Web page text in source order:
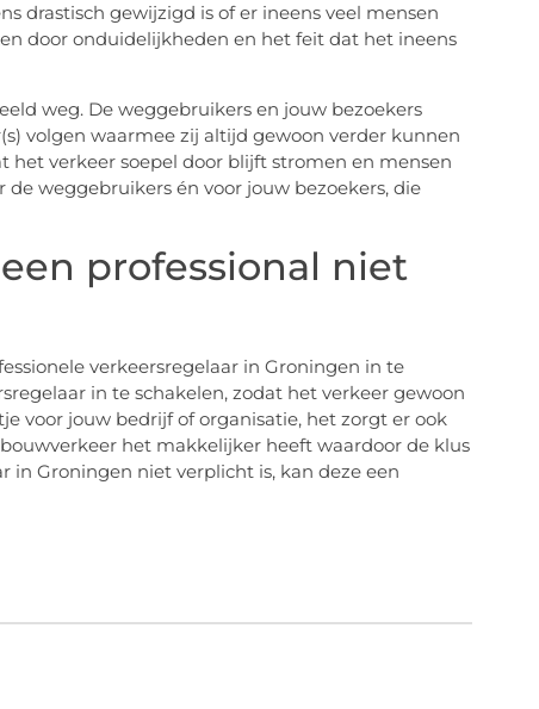
drastisch gewijzigd is of er ineens veel mensen
door onduidelijkheden en het feit dat het ineens
weg. De weggebruikers en jouw bezoekers
volgen waarmee zij altijd gewoon verder kunnen
het verkeer soepel door blijft stromen en mensen
weggebruikers én voor jouw bezoekers, die
professional niet
verkeersregelaar in Groningen in te
in te schakelen, zodat het verkeer gewoon
voor jouw bedrijf of organisatie, het zorgt er ook
het makkelijker heeft waardoor de klus
in Groningen niet verplicht is, kan deze een